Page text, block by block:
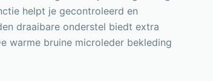
helpt je gecontroleerd en
draaibare onderstel biedt extra
warme bruine microleder bekleding